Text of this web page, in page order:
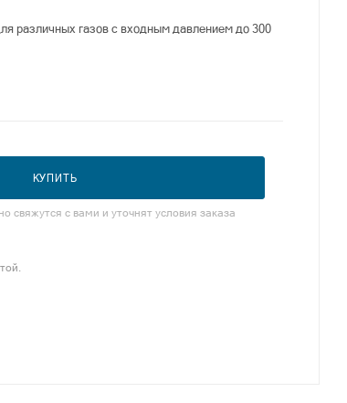
различных газов с входным давлением до 300
КУПИТЬ
с вами и уточнят условия заказа